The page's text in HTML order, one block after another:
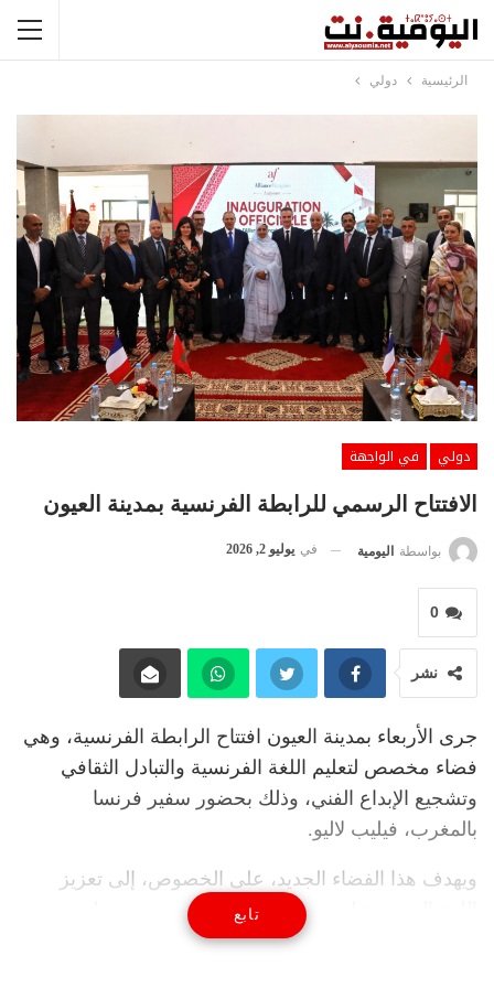
الرئيسية دولي
دولي
في الواجهة
الافتتاح الرسمي للرابطة الفرنسية بمدينة العيون
بواسطة اليومية في يوليو 2, 2026
0
نشر
جرى الأربعاء بمدينة العيون افتتاح الرابطة الفرنسية، وهي
فضاء مخصص لتعليم اللغة الفرنسية والتبادل الثقافي
وتشجيع الإبداع الفني، وذلك بحضور سفير فرنسا
بالمغرب، فيليب لاليو.
ويهدف هذا الفضاء الجديد، على الخصوص، إلى تعزيز
اللغة الفرنسية لدى مختلف شرائح المجتمع، وتطوير
عرض بيداغوجي وثقافي ذي جودة، وتشجيع الحوار بين
تابع